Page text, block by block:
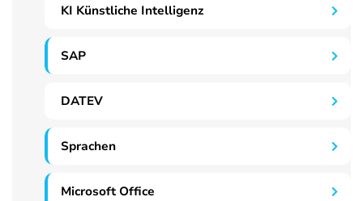
KI Künstliche Intelligenz
SAP
DATEV
Sprachen
Microsoft Office